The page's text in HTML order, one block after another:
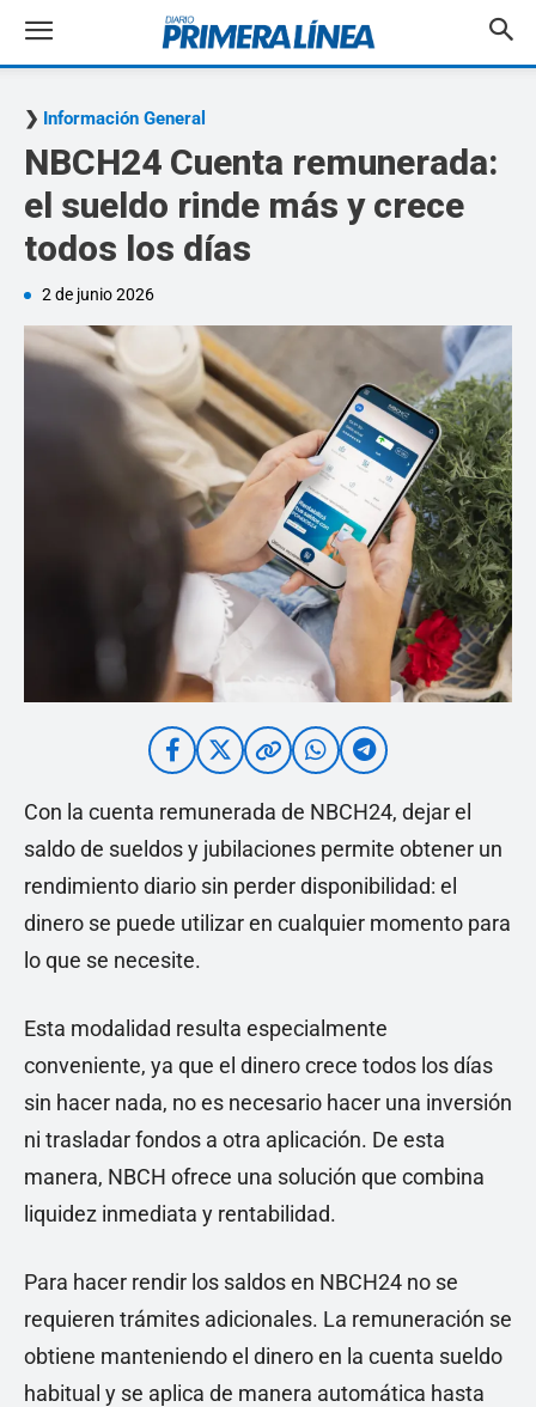
Información General
NBCH24 Cuenta remunerada:
el sueldo rinde más y crece
todos los días
2 de junio 2026
Con la cuenta remunerada de NBCH24, dejar el
saldo de sueldos y jubilaciones permite obtener un
rendimiento diario sin perder disponibilidad: el
dinero se puede utilizar en cualquier momento para
lo que se necesite.
Esta modalidad resulta especialmente
conveniente, ya que el dinero crece todos los días
sin hacer nada, no es necesario hacer una inversión
ni trasladar fondos a otra aplicación. De esta
manera, NBCH ofrece una solución que combina
liquidez inmediata y rentabilidad.
Para hacer rendir los saldos en NBCH24 no se
requieren trámites adicionales. La remuneración se
obtiene manteniendo el dinero en la cuenta sueldo
habitual y se aplica de manera automática hasta